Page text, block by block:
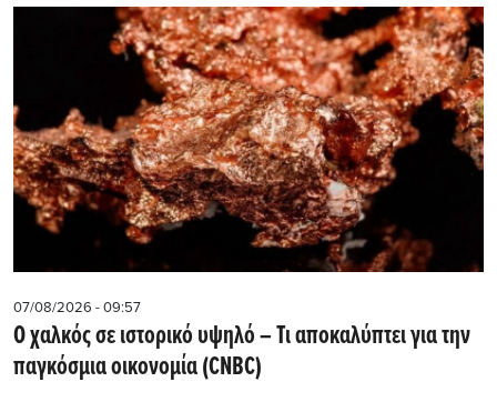
07/08/2026 - 09:57
Ο χαλκός σε ιστορικό υψηλό – Τι αποκαλύπτει για την
παγκόσμια οικονομία (CNBC)